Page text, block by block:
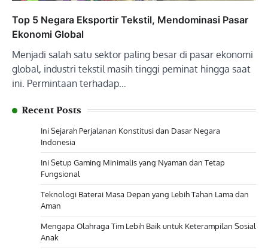
Top 5 Negara Eksportir Tekstil, Mendominasi Pasar
Ekonomi Global
Menjadi salah satu sektor paling besar di pasar ekonomi
global, industri tekstil masih tinggi peminat hingga saat
ini. Permintaan terhadap…
Recent Posts
Ini Sejarah Perjalanan Konstitusi dan Dasar Negara
Indonesia
Ini Setup Gaming Minimalis yang Nyaman dan Tetap
Fungsional
Teknologi Baterai Masa Depan yang Lebih Tahan Lama dan
Aman
Mengapa Olahraga Tim Lebih Baik untuk Keterampilan Sosial
Anak